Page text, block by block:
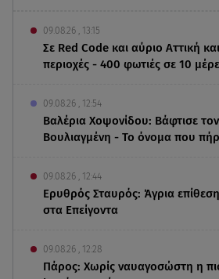
09.08.26 , 13:15
Σε Red Code και αύριο Αττική
περιοχές - 400 φωτιές σε 10
09.08.26 , 12:54
Βαλέρια Χοψονίδου: Βάφτισε
Βουλιαγμένη - Το όνομα που
09.08.26 , 12:44
Ερυθρός Σταυρός: Άγρια
στα Επείγοντα
09.08.26 , 12:28
Πάρος: Χωρίς ναυαγοσώστη η